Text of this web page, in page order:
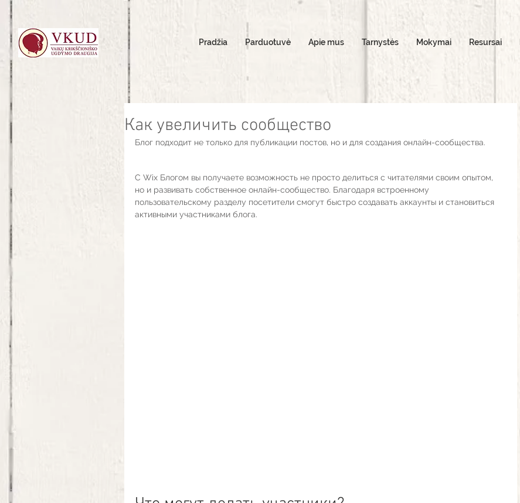
Pradžia Parduotuvė Apie mus Tarnystės Mokymai Resursai
Как увеличить сообщество
Блог подходит не только для публикации постов, но и для создания онлайн-сообщества.
С Wix Блогом вы получаете возможность не просто делиться с читателями своим опытом,
но и развивать собственное онлайн-сообщество. Благодаря встроенному
пользовательскому разделу посетители смогут быстро создавать аккаунты и становиться
активными участниками блога.